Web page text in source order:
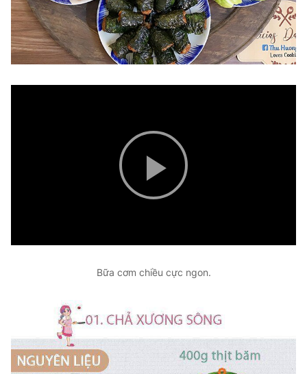
Play
Video
Bữa cơm chiều cực ngon.